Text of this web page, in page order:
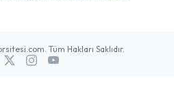
Tüm Hakları Saklıdır.